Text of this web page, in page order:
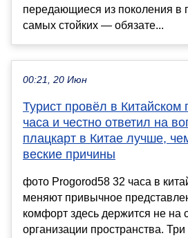
передающиеся из поколения в
самых стойких — обязате...
00:21, 20 Июн
Турист провёл в Китайском
часа и честно ответил на
плацкарт в Китае лучше,
веские причины
фото Progorod58 32 часа в
меняют привычное
комфорт здесь держится не на
организации пространства.